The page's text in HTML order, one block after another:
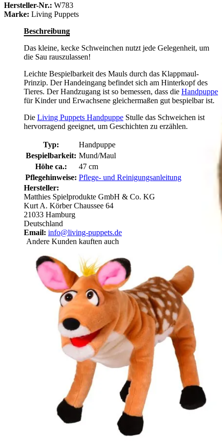
Hersteller-Nr.: W783
Marke: Living Puppets
Beschreibung
Das kleine, kecke Schweinchen nutzt jede Gelegenheit, um
die Sau rauszulassen!
Leichte Bespielbarkeit des Mauls durch das Klappmaul-
Prinzip. Der Handeingang befindet sich am Hinterkopf des
Tieres. Der Handzugang ist so bemessen, dass die Handpuppe
für Kinder und Erwachsene gleichermaßen gut bespielbar ist.
Die Living Puppets Handpuppe Stulle das Schweichen ist
hervorragend geeignet, um Geschichten zu erzählen.
Typ:
Handpuppe
Bespielbarkeit: Mund/Maul
Höhe ca.:
47 cm
Pflegehinweise: Pflege- und Reinigungsanleitung
Hersteller:
Matthies Spielprodukte GmbH & Co. KG
Kurt A. Körber Chaussee 64
21033 Hamburg
Deutschland
Email: info@living-puppets.de
Andere Kunden kauften auch